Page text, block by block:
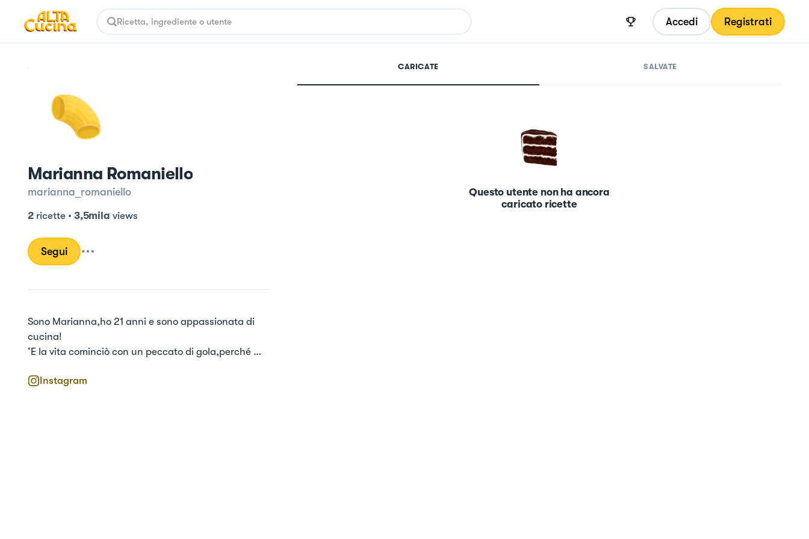
Accedi Registrati
Marianna Romaniello
marianna_romaniello
2 ricette• 3,5mila views
Segui
Sono Marianna,ho 21 anni e sono appassionata di
cucina!
‘E la vita cominciò con un peccato di gola,perché
Instagram
CARICATE SALVATE
Questo utente non ha ancora
caricato ricette